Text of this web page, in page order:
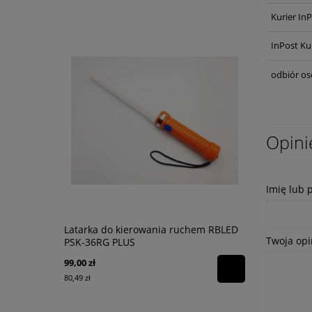
Latarka do kierowania ruchem RBLED
PSK-36RG PLUS
99,00 zł
80,49 zł
Kurier
InPost
odbiór
Imię lub
Twoja